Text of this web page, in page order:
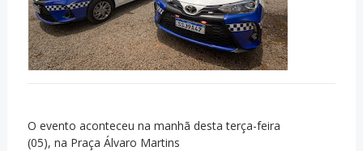
O evento aconteceu na manhã desta terça-feira
(05), na Praça Álvaro Martins